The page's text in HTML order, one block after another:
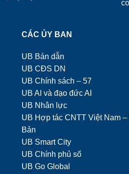
CÁC ỦY BAN
UB Bán dẫn
UB CĐS DN
UB Chính sách – 57
UB AI và đạo đức AI
UB Nhân lực
UB Hợp tác CNTT Việt Nam –
Bản
UB Smart City
UB Chính phủ số
UB Go Global